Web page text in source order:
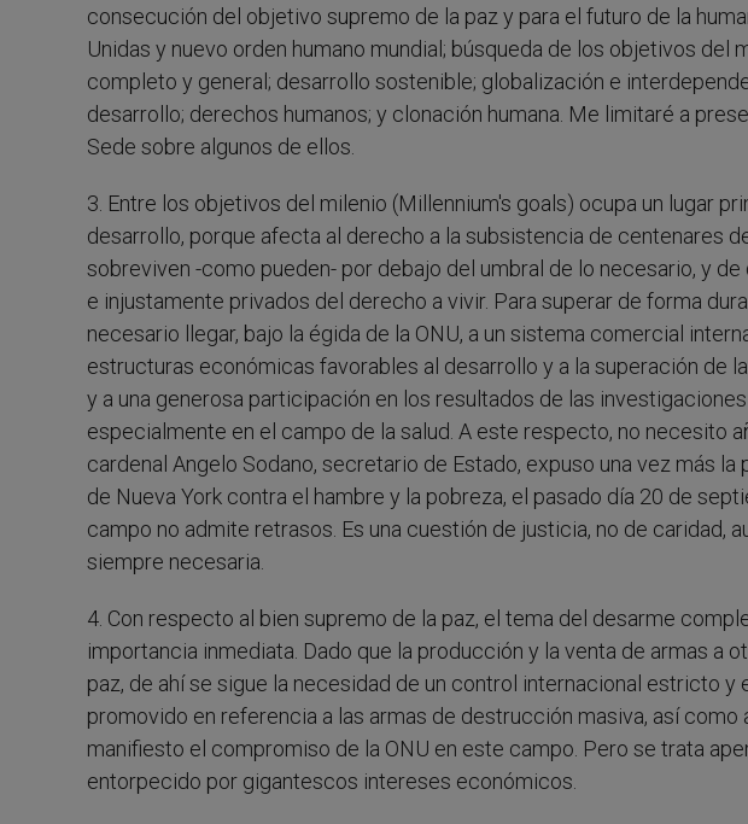
consecución del objetivo supremo de la paz y para el futuro de la
Unidas y nuevo orden humano mundial; búsqueda de los objetivos del
completo y general; desarrollo sostenible; globalización e
desarrollo; derechos humanos; y clonación humana. Me limitaré a
Sede sobre algunos de ellos.
3. Entre los objetivos del milenio (Millennium's goals) ocupa un lugar
desarrollo, porque afecta al derecho a la subsistencia de centenares
sobreviven -como pueden- por debajo del umbral de lo necesario, y
e injustamente privados del derecho a vivir. Para superar de forma
necesario llegar, bajo la égida de la ONU, a un sistema comercial
estructuras económicas favorables al desarrollo y a la superación de
y a una generosa participación en los resultados de las
especialmente en el campo de la salud. A este respecto, no necesito
cardenal Angelo Sodano, secretario de Estado, expuso una vez más
de Nueva York contra el hambre y la pobreza, el pasado día 20 de
campo no admite retrasos. Es una cuestión de justicia, no de caridad,
siempre necesaria.
4. Con respecto al bien supremo de la paz, el tema del desarme
importancia inmediata. Dado que la producción y la venta de armas a
paz, de ahí se sigue la necesidad de un control internacional estricto y
promovido en referencia a las armas de destrucción masiva, así como
manifiesto el compromiso de la ONU en este campo. Pero se trata
entorpecido por gigantescos intereses económicos.